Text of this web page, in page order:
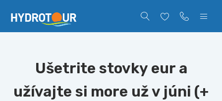
Ušetrite stovky eur a
užívajte si more už v júni (+